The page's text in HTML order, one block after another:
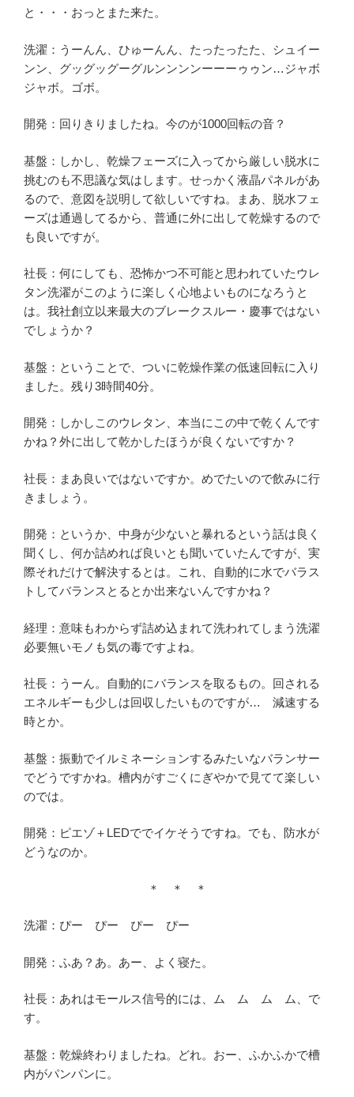
と・・・おっとまた来た。
洗濯：うーんん、ひゅーんん、たったったた、シュイー
ンン、グッグッグーグルンンンンーーーゥゥン…ジャボ
ジャボ。ゴボ。
開発：回りきりましたね。今のが1000回転の音？
基盤：しかし、乾燥フェーズに入ってから厳しい脱水に
挑むのも不思議な気はします。せっかく液晶パネルがあ
るので、意図を説明して欲しいですね。まあ、脱水フェ
ーズは通過してるから、普通に外に出して乾燥するので
も良いですが。
社長：何にしても、恐怖かつ不可能と思われていたウレ
タン洗濯がこのように楽しく心地よいものになろうと
は。我社創立以来最大のブレークスルー・慶事ではない
でしょうか？
基盤：ということで、ついに乾燥作業の低速回転に入り
ました。残り3時間40分。
開発：しかしこのウレタン、本当にこの中で乾くんです
かね？外に出して乾かしたほうが良くないですか？
社長：まあ良いではないですか。めでたいので飲みに行
きましょう。
開発：というか、中身が少ないと暴れるという話は良く
聞くし、何か詰めれば良いとも聞いていたんですが、実
際それだけで解決するとは。これ、自動的に水でバラス
トしてバランスとるとか出来ないんですかね？
経理：意味もわからず詰め込まれて洗われてしまう洗濯
必要無いモノも気の毒ですよね。
社長：うーん。自動的にバランスを取るもの。回される
エネルギーも少しは回収したいものですが… 減速する
時とか。
基盤：振動でイルミネーションするみたいなバランサー
でどうですかね。槽内がすごくにぎやかで見てて楽しい
のでは。
開発：ピエゾ＋LEDででイケそうですね。でも、防水が
どうなのか。
＊ ＊ ＊
洗濯：ぴー ぴー ぴー ぴー
開発：ふあ？あ。あー、よく寝た。
社長：あれはモールス信号的には、ム ム ム ム、で
す。
基盤：乾燥終わりましたね。どれ。おー、ふかふかで槽
内がパンパンに。